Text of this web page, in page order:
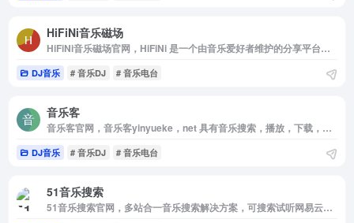
HiFiNi音乐磁场
HiFiNi音乐磁场官网，HiFiNi 是一个由音乐爱好者维护的分享平台， 旨在解决问题互帮互助， 如果您有需求， 请注册账号并发布信息，详细描述歌曲信息等， 我们会尽力帮您寻找
DJ音乐 # 音乐DJ # 音乐电台
音乐客
音乐客官网，音乐客yinyueke，net 具有音乐搜索，播放，下载，歌词同步显示，个人音乐播放列表同步等功能。
DJ音乐 # 音乐DJ # 音乐电台
51音乐搜索
51音乐搜索官网，多站合一音乐搜索解决方案，可搜索试听网易云音乐，QQ音乐，酷狗音乐，酷我音乐，虾米音乐，百度音乐，一听音乐，咪咕音乐，荔枝FM，蜻蜓FM，喜马拉雅FM，全民K歌，5sing原创翻唱音乐。